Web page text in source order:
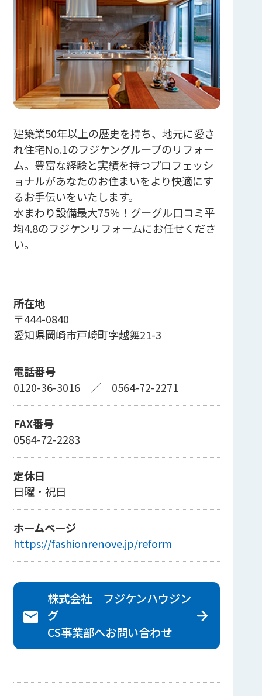
建築業50年以上の歴史を持ち、地元に愛さ
れ住宅No.1のフジケングループのリフォー
ム。豊富な経験と実績を持つプロフェッシ
ョナルがあなたのお住まいをより快適にす
るお手伝いをいたします。
水まわり設備最大75％！グーグル口コミ平
均4.8のフジケンリフォームにお任せくださ
い。
所在地
〒444-0840
愛知県岡崎市戸崎町字越舞21-3
電話番号
0120-36-3016／ 0564-72-2271
FAX番号
0564-72-2283
定休日
日曜・祝日
ホームページ
https://fashionrenove.jp/reform
株式会社 フジケンハウジン
グ
CS事業部へお問い合わせ